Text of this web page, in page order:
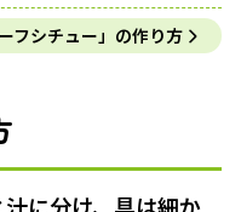
フシチュー」の作り方